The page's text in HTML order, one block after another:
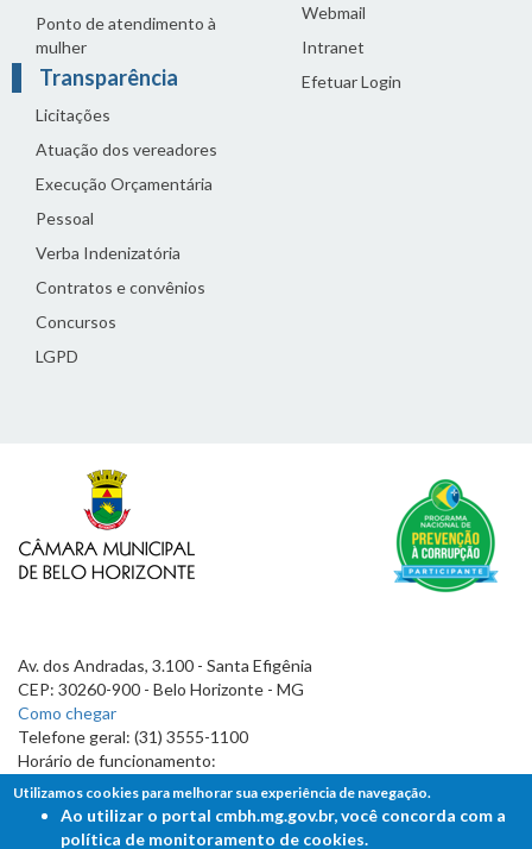
Ponto de atendimento à
mulher
Transparência
Licitações
Atuação dos vereadores
Execução Orçamentária
Pessoal
Verba Indenizatória
Contratos e convênios
Concursos
LGPD
Webmail
Intranet
Efetuar Login
Av. dos Andradas, 3.100 - Santa Efigênia
CEP: 30260-900 - Belo Horizonte - MG
Como chegar
Telefone geral: (31) 3555-1100
Horário de funcionamento:
7h às 19h
Utilizamos cookies para melhorar sua experiência de navegação.
Ao utilizar o portal cmbh.mg.gov.br, você concorda com a
política de monitoramento de cookies.